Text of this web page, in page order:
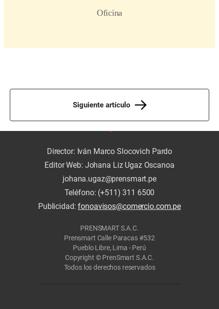
Siguiente artículo
Director: Iván Marco Slocovich Pardo
Editor Web: Johana Liz Ugaz Oscanoa
johana.ugaz@prensmart.pe
Teléfono: (+511) 311 6500
Publicidad:fonoavisos@comercio.com.pe
PRENSMART S.A.C.
Prensmart Calle Paracas #532
Pueblo Libre, Lima - Perú
Copyright © PrenSmart S.A.C.
Todos los derechos reservados